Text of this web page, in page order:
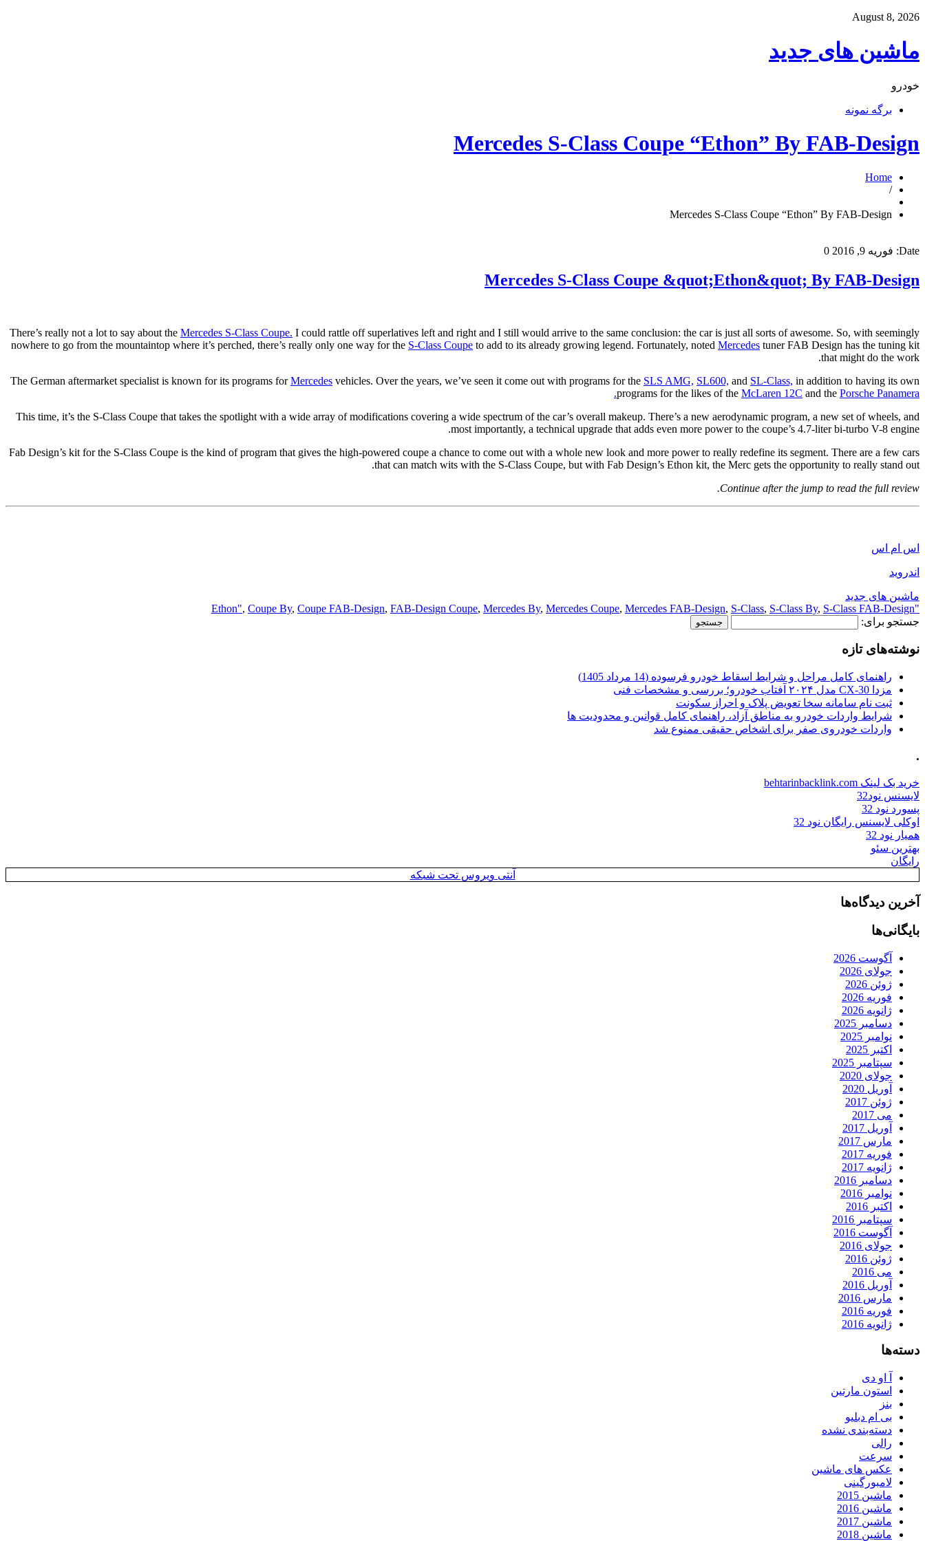
August 8, 2026
ماشین های جدید
خودرو
برگه نمونه
Mercedes S-Class Coupe “Ethon” By FAB-Design
Home
/
Mercedes S-Class Coupe “Ethon” By FAB-Design
Date: فوریه 9, 2016 0
Mercedes S-Class Coupe &quot;Ethon&quot; By FAB-Design
There’s really not a lot to say about the Mercedes S-Class Coupe. I could rattle off superlatives left and right and I still would arrive to the same conclusion: the car is just all sorts of awesome. So, with seemingly
nowhere to go from the mountaintop where it’s perched, there’s really only one way for the S-Class Coupe to add to its already growing legend. Fortunately, noted Mercedes tuner FAB Design has the tuning kit
that might do the work.
The German aftermarket specialist is known for its programs forMercedes vehicles. Over the years, we’ve seen it come out with programs for the SLS AMG, SL600, and SL-Class, in addition to having its own
programs for the likes of the McLaren 12C and the Porsche Panamera.
This time, it’s the S-Class Coupe that takes the spotlight with a wide array of modifications covering a wide spectrum of the car’s overall makeup. There’s a new aerodynamic program, a new set of wheels, and
most importantly, a technical upgrade that adds even more power to the coupe’s 4.7-liter bi-turbo V-8 engine.
Fab Design’s kit for the S-Class Coupe is the kind of program that gives the high-powered coupe a chance to come out with a whole new look and more power to really redefine its segment. There are a few cars
that can match wits with the S-Class Coupe, but with Fab Design’s Ethon kit, the Merc gets the opportunity to really stand out.
Continue after the jump to read the full review.
اس ام اس
اندروید
ماشین های جدید
"Ethon"
, Coupe By, Coupe FAB-Design, FAB-Design Coupe, Mercedes By, Mercedes Coupe, Mercedes FAB-Design, S-Class, S-Class By, S-Class FAB-Design
جستجو برای:
نوشته‌های تازه
راهنمای کامل مراحل و شرایط اسقاط خودرو فرسوده (14 مرداد 1405)
مزدا CX-30 مدل ۲۰۲۴ آفتاب خودرو؛ بررسی و مشخصات فنی
ثبت نام سامانه سخا تعویض پلاک و احراز سکونت
شرایط واردات خودرو به مناطق آزاد، راهنمای کامل قوانین و محدودیت ها
واردات خودروی صفر برای اشخاص حقیقی ممنوع شد
.
خرید بک لینک behtarinbacklink.com
لایسنس نود32
پسورد نود 32
اوکلی لایسنس رایگان نود 32
همیار نود 32
بهترین سئو
رایگان
آنتی ویروس تحت شبکه
آخرین دیدگاه‌ها
بایگانی‌ها
آگوست 2026
جولای 2026
ژوئن 2026
فوریه 2026
ژانویه 2026
دسامبر 2025
نوامبر 2025
اکتبر 2025
سپتامبر 2025
جولای 2020
آوریل 2020
ژوئن 2017
می 2017
آوریل 2017
مارس 2017
فوریه 2017
ژانویه 2017
دسامبر 2016
نوامبر 2016
اکتبر 2016
سپتامبر 2016
آگوست 2016
جولای 2016
ژوئن 2016
می 2016
آوریل 2016
مارس 2016
فوریه 2016
ژانویه 2016
دسته‌ها
آ او دی
استون مارتین
بنز
بی ام دبلیو
دسته‌بندی نشده
رالی
سرعت
عکس های ماشین
لامبورگینی
ماشین 2015
ماشین 2016
ماشین 2017
ماشین 2018